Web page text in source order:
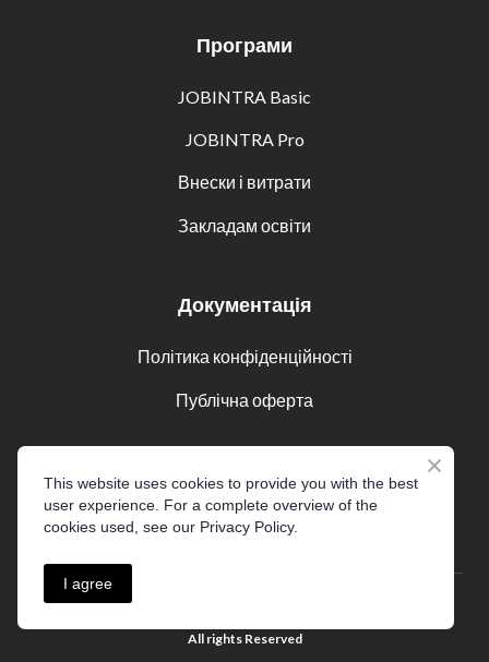
Програми
JOBINTRA Basic
JOBINTRA Pro
Внески і витрати
Закладам освіти
Документація
Політика конфіденційності
Публічна оферта
Соцмережі
© 2016 - 2025 Akademia CDE
All rights Reserved
This website uses cookies to provide you with the best
user experience. For a complete overview of the
cookies used, see our Privacy Policy.
I agree